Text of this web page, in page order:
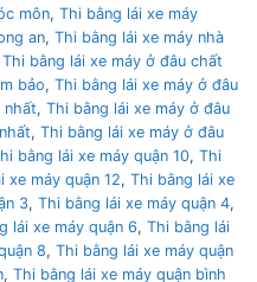
môn, Thi bằng lái xe máy
an, Thi bằng lái xe máy nhà
Thi bằng lái xe máy ở đâu chất
bảo, Thi bằng lái xe máy ở đâu
nhất, Thi bằng lái xe máy ở đâu
, Thi bằng lái xe máy ở đâu
bằng lái xe máy quận 10, Thi
xe máy quận 12, Thi bằng lái xe
3, Thi bằng lái xe máy quận 4,
lái xe máy quận 6, Thi bằng lái
8, Thi bằng lái xe máy quận
, Thi bằng lái xe máy quận bình